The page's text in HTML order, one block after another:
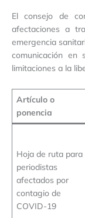
El consejo de
afectaciones a
emergencia
comunicación en
limitaciones a la
Artículo o
ponencia
Hoja de ruta para
periodistas
afectados por
contagio de
COVID-19